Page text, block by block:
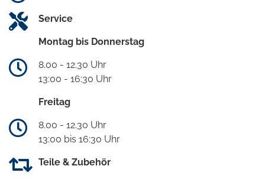
Service
Montag bis Donnerstag
8.00 - 12.30 Uhr
13:00 - 16:30 Uhr
Freitag
8.00 - 12.30 Uhr
13:00 bis 16:30 Uhr
Teile & Zubehör